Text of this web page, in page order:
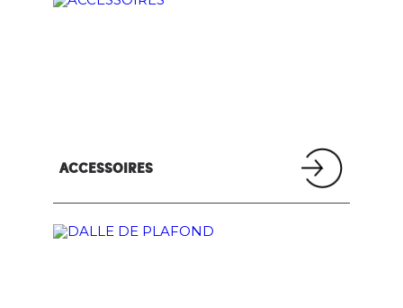
ACCESSOIRES